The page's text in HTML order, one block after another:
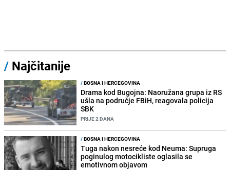
/ Najčitanije
/BOSNA I HERCEGOVINA
Drama kod Bugojna: Naoružana grupa iz RS
ušla na područje FBiH, reagovala policija
SBK
PRIJE 2 DANA
/BOSNA I HERCEGOVINA
Tuga nakon nesreće kod Neuma: Supruga
poginulog motocikliste oglasila se
emotivnom objavom